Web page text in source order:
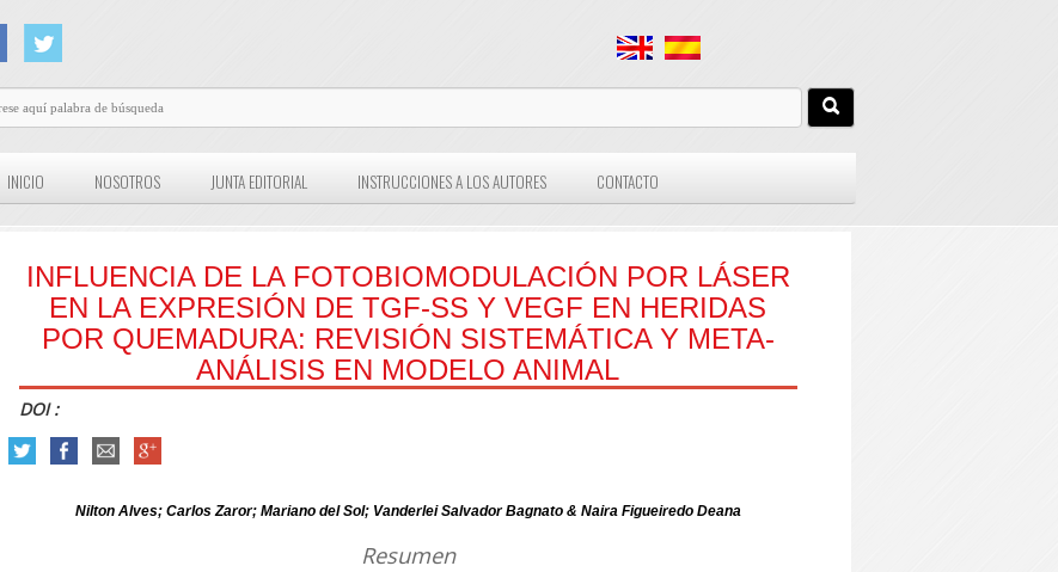
INICIO NOSOTROS JUNTA EDITORIAL INSTRUCCIONES A LOS AUTORES CONTACTO
INFLUENCIA DE LA FOTOBIOMODULACIÓN POR LÁSER
EN LA EXPRESIÓN DE TGF-SS Y VEGF EN HERIDAS P
OR QUEMADURA: REVISIÓN SISTEMÁTICA Y META-A
NÁLISIS EN MODELO ANIMAL
DOI :
Nilton Alves; Carlos Zaror; Mariano del Sol; Vanderlei Salvador Bagnato & Naira Figueiredo Deana
Resumen